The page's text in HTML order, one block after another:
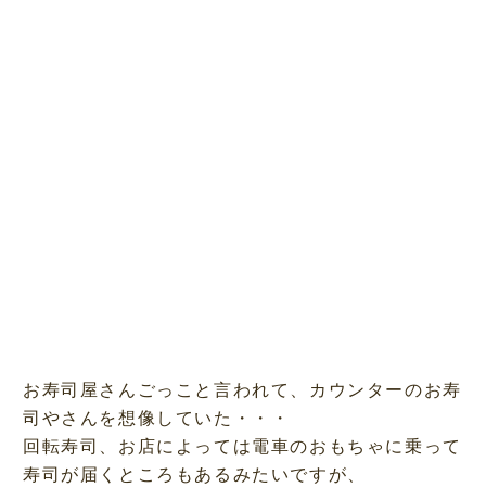
お寿司屋さんごっこと言われて、カウンターのお寿
司やさんを想像していた・・・
回転寿司、お店によっては電車のおもちゃに乗って
寿司が届くところもあるみたいですが、